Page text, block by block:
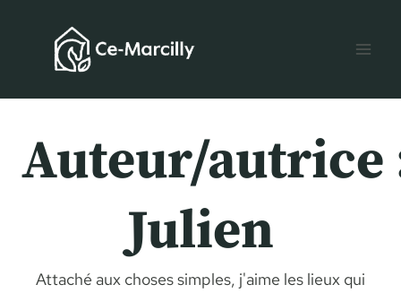
contenu
Auteur/autrice
Julien
Attaché aux choses simples, j'aime les lieux qui